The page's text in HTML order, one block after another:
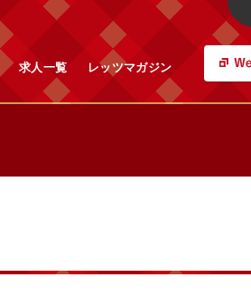
求人一覧 レッツマガジン